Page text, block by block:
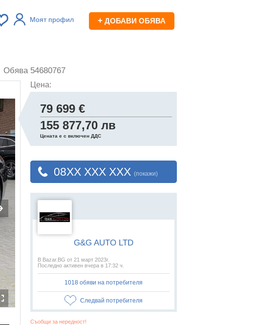
Моят профил + ДОБАВИ ОБЯВА
Обява 54680767
Цена:
79 699 €
155 877,70 лв
Цената е с включен ДДС
08XX XXX XXX (покажи)
G&G AUTO LTD
В Bazar.BG от 21 март 2023г.
Последно активен вчера в 17:32 ч.
1018 обяви на потребителя
Следвай потребителя
Съобщи за нередност!